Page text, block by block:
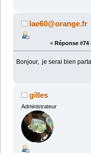
lae60@orange.fr
« Réponse #74
Bonjour, je serai bien
gilles
Administrateur